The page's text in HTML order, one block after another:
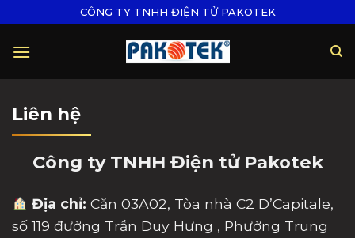
content
CÔNG TY TNHH ĐIỆN TỬ PAKOTEK
Liên hệ
Công ty TNHH Điện tử Pakotek
Địa chỉ: Căn 03A02, Tòa nhà C2 D’Capitale,
số 119 đường Trần Duy Hưng , Phường Trung